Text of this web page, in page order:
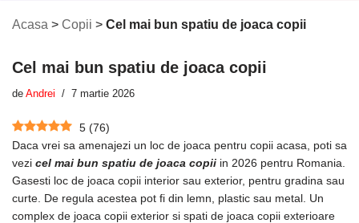
Acasa > Copii > Cel mai bun spatiu de joaca copii
Cel mai bun spatiu de joaca copii
de Andrei 7 martie 2026
5 (76)
Daca vrei sa amenajezi un loc de joaca pentru copii acasa, poti sa
vezi cel mai bun spatiu de joaca copii in 2026 pentru Romania.
Gasesti loc de joaca copii interior sau exterior, pentru gradina sau
curte. De regula acestea pot fi din lemn, plastic sau metal. Un
complex de joaca copii exterior si spati de joaca copii exterioare